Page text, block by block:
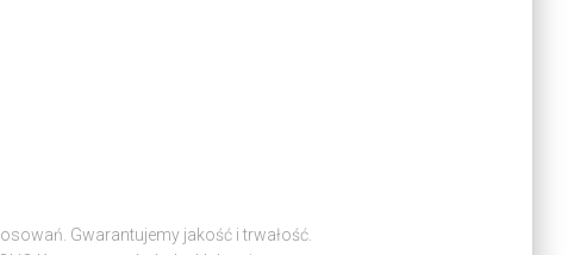
Gwarantujemy jakość i trwałość.